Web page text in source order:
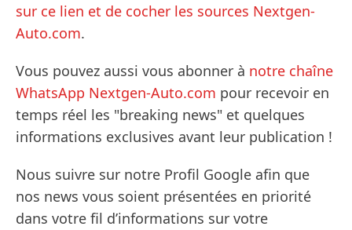
sur ce lien et de cocher les sources Nextgen-
Auto.com.
Vous pouvez aussi vous abonner à notre chaîne
WhatsApp Nextgen-Auto.com pour recevoir en
temps réel les "breaking news" et quelques
informations exclusives avant leur publication !
Nous suivre sur notre Profil Google afin que
nos news vous soient présentées en priorité
dans votre fil d’informations sur votre